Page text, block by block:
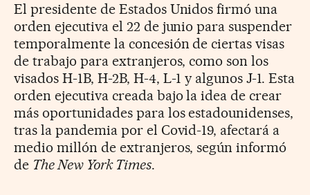
El presidente de Estados Unidos firmó una
orden ejecutiva el 22 de junio para suspender
temporalmente la concesión de ciertas visas
de trabajo para extranjeros, como son los
visados H-1B, H-2B, H-4, L-1 y algunos J-1. Esta
orden ejecutiva creada bajo la idea de crear
más oportunidades para los estadounidenses,
tras la pandemia por el Covid-19, afectará a
medio millón de extranjeros, según informó
de The New York Times.